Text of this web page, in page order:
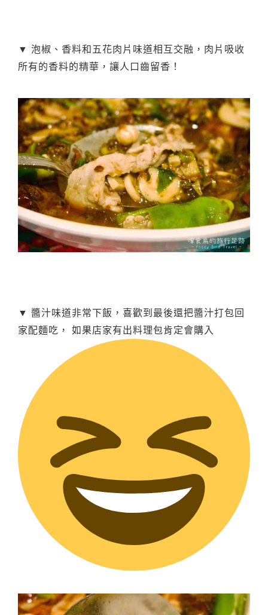
▼ 泡椒、香料和五花肉片味道相互交融，肉片吸收
所有的香料的精華，讓人口齒留香！
▼ 醬汁味道非常下飯，喜歡到最後還把醬汁打包回
家配麵吃， 如果店家有出料理包肯定會購入